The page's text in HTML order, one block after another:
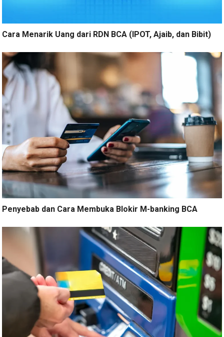
Cara Menarik Uang dari RDN BCA (IPOT, Ajaib, dan Bibit)
Penyebab dan Cara Membuka Blokir M-banking BCA